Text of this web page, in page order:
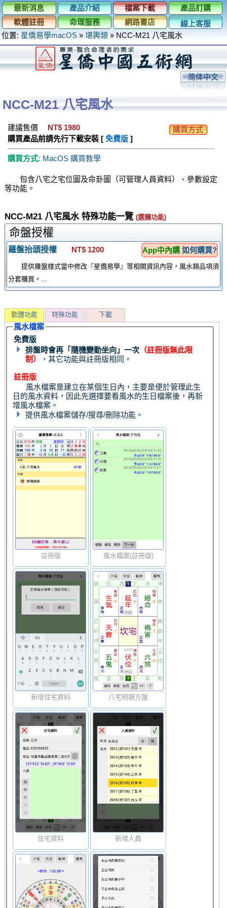
最新消息 產品介紹 檔案下載
產品訂購
軟體註冊
命理服務 網路書店
線上客服
位置: 星僑易學macOS » 堪輿類 » NCC-M21 八宅風水
简体中文
NCC-M21 八宅風水
建議售價 NT$ 1980
購買方式
購買產品前請先行下載安裝 [ 免費版]
購買方式: MacOS 購買教學
包含八宅之宅位圖及命卦圖（可管理人員資料）、參數設定
等功能。
NCC-M21 八宅風水 特殊功能一覽 (選購功能)
命盤授權
羅盤抬頭授權 NT$ 1200 App中內購 如何購買?
提供羅盤樣式當中修改『星僑易學』等相關資訊內容，風水類品項須
分套購買。...
軟體功能 特殊功能 下載
風水檔案
免費版
排盤時會再「隨機變動坐向」一次 （註冊版無此限
制）
，其它功能與註冊版相同。
註冊版
風水檔案是建立在某個生日內，主要是便於管理此生
日的風水資料，因此先選擇要看風水的生日檔案後，再新
增風水檔案。
提供風水檔案儲存/搜尋/刪除功能。
註冊版 風水檔案(註冊版)
新增住宅資料 八宅明鏡方盤
住宅資料 新增人員